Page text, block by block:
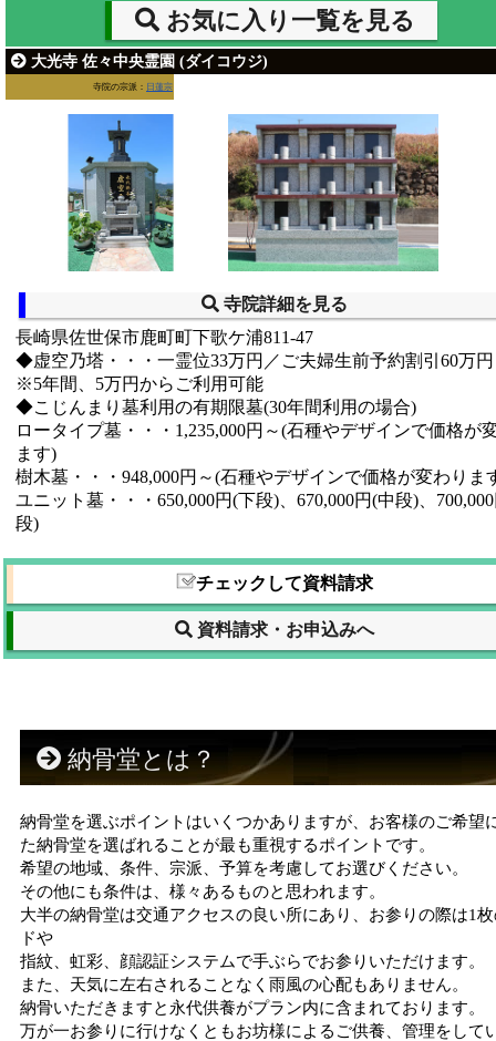
お気に入り一覧を見る
大光寺 佐々中央霊園 (ダイコウジ)
寺院の宗派： 日蓮宗
寺院詳細を見る
長崎県佐世保市鹿町町下歌ケ浦811-47
◆虚空乃塔・・・一霊位33万円／ご夫婦生前予約割引60万円
※5年間、5万円からご利用可能
◆こじんまり墓利用の有期限墓(30年間利用の場合)
ロータイプ墓・・・1,235,000円～(石種やデザインで価格が
ます)
樹木墓・・・948,000円～(石種やデザインで価格が変わりま
ユニット墓・・・650,000円(下段)、670,000円(中段)、
段)
チェックして資料請求
資料請求・お申込みへ
納骨堂とは？
納骨堂を選ぶポイントはいくつかありますが、お客様のご希望
た納骨堂を選ばれることが最も重視するポイントです。
希望の地域、条件、宗派、予算を考慮してお選びください。
その他にも条件は、様々あるものと思われます。
大半の納骨堂は交通アクセスの良い所にあり、お参りの際は1
ドや
指紋、虹彩、顔認証システムで手ぶらでお参りいただけます。
また、天気に左右されることなく雨風の心配もありません。
納骨いただきますと永代供養がプラン内に含まれております。
万が一お参りに行けなくともお坊様によるご供養、管理をして